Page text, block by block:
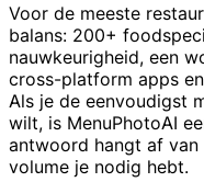
Voor de meeste
balans: 200+
nauwkeurigheid, een
cross-platform apps
Als je de eenvoudigst
wilt, is MenuPhotoAI
antwoord hangt af
volume je nodig hebt.